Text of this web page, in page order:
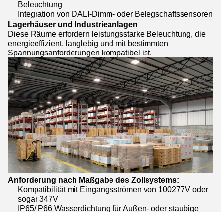
Beleuchtung
Integration von DALI-Dimm- oder Belegschaftssensoren
Lagerhäuser und Industrieanlagen
Diese Räume erfordern leistungsstarke Beleuchtung, die
energieeffizient, langlebig und mit bestimmten
Spannungsanforderungen kompatibel ist.
Anforderung nach Maßgabe des Zollsystems:
Kompatibilität mit Eingangsströmen von 100277V oder
sogar 347V
IP65/IP66 Wasserdichtung für Außen- oder staubige